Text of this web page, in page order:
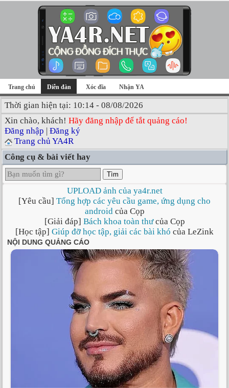
Trang chủ Diễn đàn Xóc đĩa Nhận YA
Thời gian hiện tại: 10:14 - 08/08/2026
Xin chào, khách! Hãy đăng nhập để tắt quảng cáo!
Đăng nhập | Đăng ký
Trang chủ YA4R
Công cụ & bài viết hay
Tìm
UPLOAD ảnh của ya4r.net
[Yêu cầu] Tổng hợp các yêu cầu game, ứng dụng cho
androidcủa Cọp
[Giải đáp] Bách khoa toàn thưcủa Cọp
[Học tập] Giúp đỡ học tập, giải các bài khó của LeZink